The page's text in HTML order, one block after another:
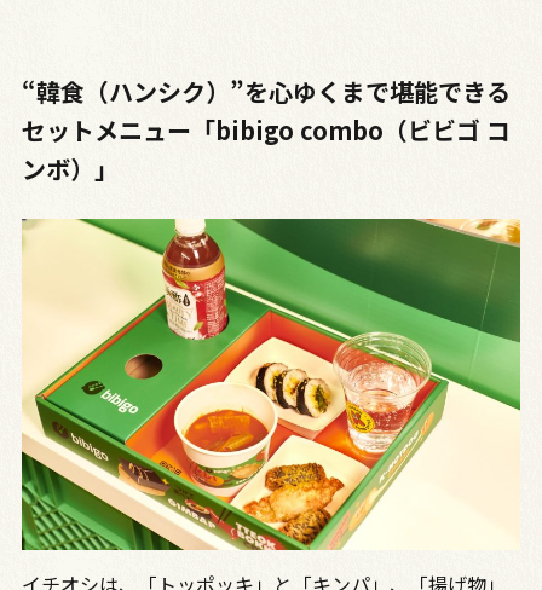
“韓食（ハンシク）”を心ゆくまで堪能できる
セットメニュー「bibigo combo（ビビゴ コ
ンボ）」